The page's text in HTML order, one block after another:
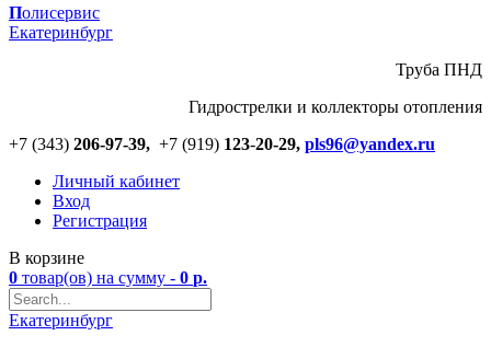
Полисервис
Екатеринбург
Труба ПНД
Гидрострелки и коллекторы отопления
+7 (343) 206-97-39, +7 (919) 123-20-29, pls96@yandex.ru
Личный кабинет
Вход
Регистрация
В корзине
0 товар(ов) на сумму - 0 р.
Екатеринбург